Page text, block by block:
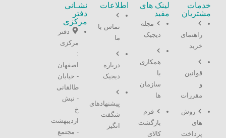
خدمات
مشتریان
راهنمای
خرید
قوانین
و
مقررات
روش
های
پرداخت
لینک های
مفید
مجله
دیجیک
همکاری
با
سازمان
ها
فرم
بازگشت
کالای
اطلاعات
تماس با
ما
درباره
دیجیک
پیشنهادهای
شگفت
انگیز
نشـانی
دفتر
مرکزی
دفتر
مرکزی
:
اصفهان
- خیابان
طالقانی
- نبش
خ
اردیبهشت
- مجتمع